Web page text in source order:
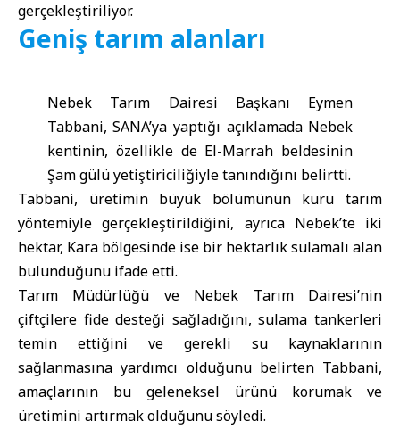
gerçekleştiriliyor.
Geniş tarım alanları
Nebek Tarım Dairesi Başkanı Eymen
Tabbani, SANA’ya yaptığı açıklamada Nebek
kentinin, özellikle de El-Marrah beldesinin
Şam gülü yetiştiriciliğiyle tanındığını belirtti.
Tabbani, üretimin büyük bölümünün kuru tarım
yöntemiyle gerçekleştirildiğini, ayrıca Nebek’te iki
hektar, Kara bölgesinde ise bir hektarlık sulamalı alan
bulunduğunu ifade etti.
Tarım Müdürlüğü ve Nebek Tarım Dairesi’nin
çiftçilere fide desteği sağladığını, sulama tankerleri
temin ettiğini ve gerekli su kaynaklarının
sağlanmasına yardımcı olduğunu belirten Tabbani,
amaçlarının bu geleneksel ürünü korumak ve
üretimini artırmak olduğunu söyledi.